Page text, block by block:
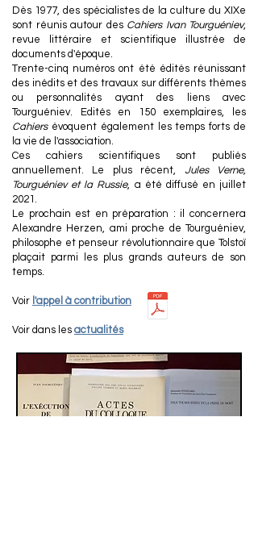
Dès 1977, des spécialistes de la culture du XIXe
sont réunis autour des Cahiers Ivan Tourguéniev,
revue littéraire et scientifique illustrée de
documents d'époque.
Trente-cinq numéros ont été édités réunissant
des inédits et des travaux sur différents thèmes
ou personnalités ayant des liens avec
Tourguéniev. Edités en 150 exemplaires, les
Cahiersévoquent également les temps forts de
la vie de l'association.
Ces cahiers scientifiques sont publiés
annuellement. Le plus récent, Jules Verne,
Tourguéniev et la Russie, a été diffusé en juillet
2021.
Le prochain est en préparation : il concernera
Alexandre Herzen, ami proche de Tourguéniev,
philosophe et penseur révolutionnaire que Tolstoï
plaçait parmi les plus grands auteurs de son
temps.
Voir l'appel à contribution
Voir dans les actualités